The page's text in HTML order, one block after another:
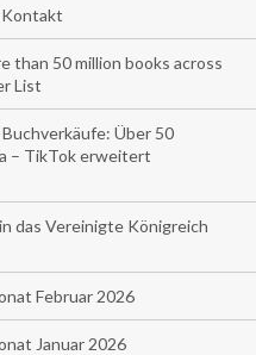
Kontakt
than 50 million books across
List
Über 50
– TikTok erweitert
das Vereinigte Königreich
Februar 2026
Januar 2026